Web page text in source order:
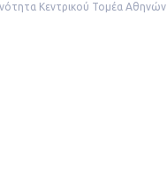
Κεντρικού Τομέα Αθηνών